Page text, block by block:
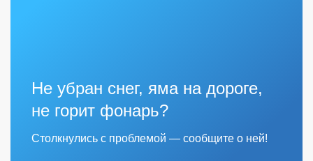
Не убран снег, яма на дороге,
не горит фонарь?
Столкнулись с проблемой — сообщите о ней!